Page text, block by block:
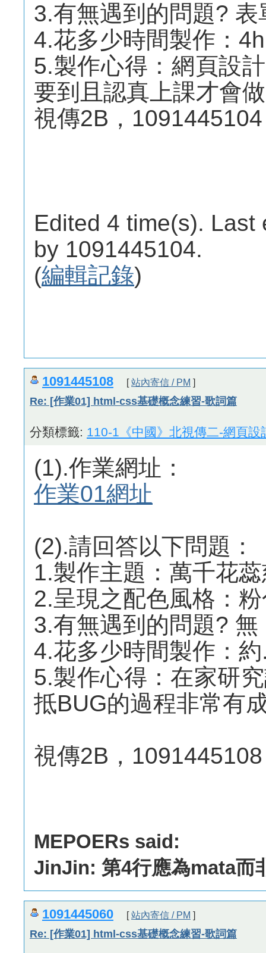
3.有無遇到的問題?
4.花多少時間製作：4h
5.製作心得：網頁設
要到且認真上課才會
視傳2B，1091445104
Edited 4 time(s). Last
by 1091445104.
(編輯記錄)
1091445108 [站內寄信 / PM ]
Re: [作業01] html-css基礎概念練習-歌詞篇
分類標籤: 110-1《中國》北視傳二-網頁設
(1).作業網址：
作業01網址
(2).請回答以下問題：
1.製作主題：萬千花
2.呈現之配色風格：
3.有無遇到的問題? 無
4.花多少時間製作：
5.製作心得：在家研
抵BUG的過程非常有
視傳2B，1091445108
MEPOERs said:
JinJin: 第4行應為mata而
1091445060 [站內寄信 / PM ]
Re: [作業01] html-css基礎概念練習-歌詞篇